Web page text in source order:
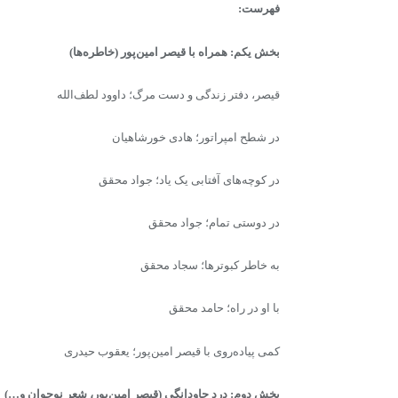
فهرست:
بخش یکم: همراه با قیصر امین‌پور (خاطره‌ها)
قیصر، دفتر زندگی و دست مرگ؛‌ داوود لطف‌الله
در شطح امپراتور؛ هادی خورشاهیان
در کوچه‌های آفتابی یک یاد؛ جواد محقق
در دوستی تمام؛ جواد محقق
به خاطر کبوترها؛ سجاد محقق
با او در راه؛ حامد محقق
کمی‌ پیاده‌روی با قیصر امین‌پور؛ یعقوب حیدری
بخش دوم: درد جاودانگی (قیصر امین‌پور، شعر نوجوان و…)